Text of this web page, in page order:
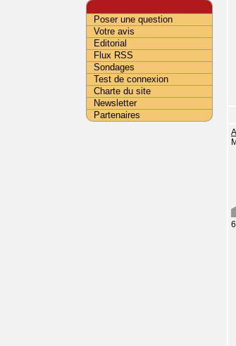
Poser une question
Votre avis
Editorial
Flux RSS
Sondages
Test de connexion
Charte du site
Newsletter
Partenaires